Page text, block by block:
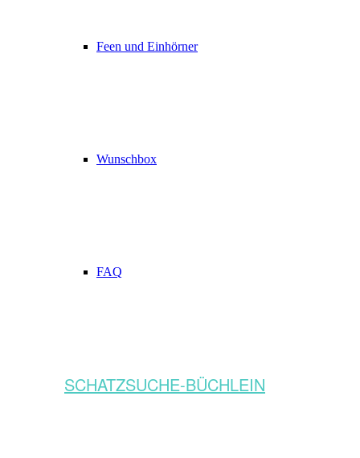
Feen und Einhörner
Wunschbox
FAQ
SCHATZSUCHE-BÜCHLEIN